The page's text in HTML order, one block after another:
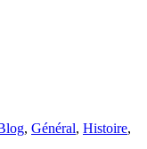
, Général, Histoire,